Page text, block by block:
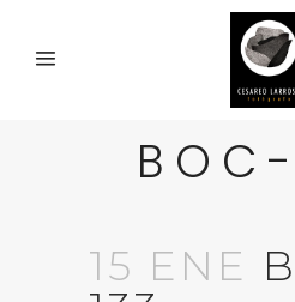
15 ENE